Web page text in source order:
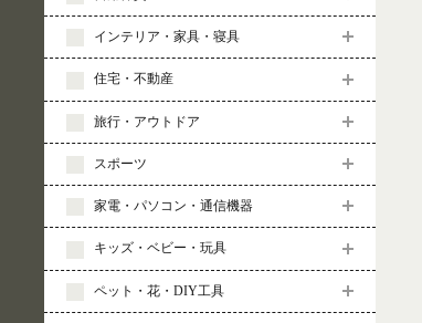
インテリア・家具・寝具
住宅・不動産
旅行・アウトドア
スポーツ
家電・パソコン・通信機器
キッズ・ベビー・玩具
ペット・花・DIY工具